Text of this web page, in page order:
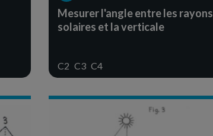
Mesurer l'angle entre les rayons
solaires et la verticale
C2 C3 C4